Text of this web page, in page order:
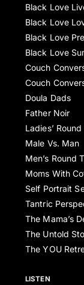
Black Love
Black Love
Black Love
Black Love
Couch
Couch
Doula Dads
Father Noir
Ladies’
Male Vs. Man
Men’s Round
Moms With
Self Portrait
Tantric
The Mama’s
The Untold
The YOU
LISTEN